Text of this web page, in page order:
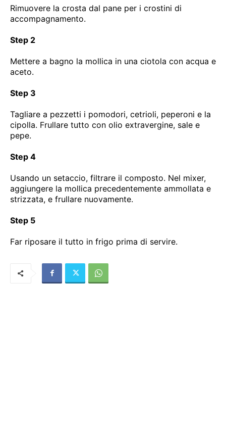
Rimuovere la crosta dal pane per i crostini di
accompagnamento.
Step 2
Mettere a bagno la mollica in una ciotola con acqua e
aceto.
Step 3
Tagliare a pezzetti i pomodori, cetrioli, peperoni e la
cipolla. Frullare tutto con olio extravergine, sale e
pepe.
Step 4
Usando un setaccio, filtrare il composto. Nel mixer,
aggiungere la mollica precedentemente ammollata e
strizzata, e frullare nuovamente.
Step 5
Far riposare il tutto in frigo prima di servire.